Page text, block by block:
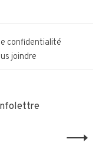
confidentialité
joindre